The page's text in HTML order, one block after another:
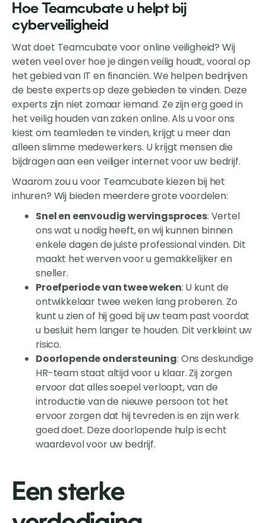
Hoe Teamcubate u helpt bij
cyberveiligheid
Wat doet Teamcubate voor online veiligheid? Wij
weten veel over hoe je dingen veilig houdt, vooral op
het gebied van IT en financiën. We helpen bedrijven
de beste experts op deze gebieden te vinden. Deze
experts zijn niet zomaar iemand. Ze zijn erg goed in
het veilig houden van zaken online. Als u voor ons
kiest om teamleden te vinden, krijgt u meer dan
alleen slimme medewerkers. U krijgt mensen die
bijdragen aan een veiliger internet voor uw bedrijf.
Waarom zou u voor Teamcubate kiezen bij het
inhuren? Wij bieden meerdere grote voordelen:
Snel en eenvoudig wervingsproces: Vertel
ons wat u nodig heeft, en wij kunnen binnen
enkele dagen de juiste professional vinden. Dit
maakt het werven voor u gemakkelijker en
sneller.
Proefperiode van twee weken: U kunt de
ontwikkelaar twee weken lang proberen. Zo
kunt u zien of hij goed bij uw team past voordat
u besluit hem langer te houden. Dit verkleint uw
risico.
Doorlopende ondersteuning: Ons deskundige
HR-team staat altijd voor u klaar. Zij zorgen
ervoor dat alles soepel verloopt, van de
introductie van de nieuwe persoon tot het
ervoor zorgen dat hij tevreden is en zijn werk
goed doet. Deze doorlopende hulp is echt
waardevol voor uw bedrijf.
Een sterke